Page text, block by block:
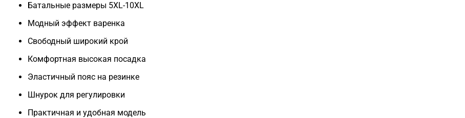
Батальные размеры 5XL-10XL
Модный эффект варенка
Свободный широкий крой
Комфортная высокая посадка
Эластичный пояс на резинке
Шнурок для регулировки
Практичная и удобная модель